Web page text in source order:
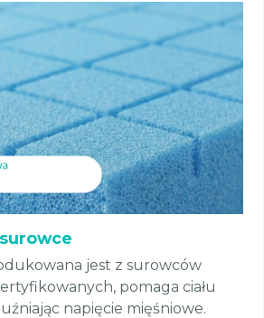
jest z surowców
pomaga ciału
napięcie mięśniowe.